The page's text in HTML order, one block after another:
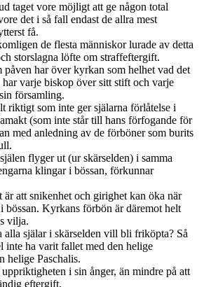
taget vore möjligt att ge någon total
det i så fall endast de allra mest
få.
de flesta människor lurade av detta
storslagna löfte om straffeftergift.
påven har över kyrkan som helhet vad det
har varje biskop över sitt stift och varje
församling.
riktigt som inte ger själarna förlåtelse i
(som inte står till hans förfogande för
med anledning av de förböner som burits
flyger ut (ur skärselden) i samma
klingar i bössan, förkunnar
är att snikenhet och girighet kan öka när
bössan. Kyrkans förbön är däremot helt
vilja.
alla själar i skärselden vill bli friköpta? Så
inte ha varit fallet med den helige
helige Paschalis.
i sin ånger, än mindre på att
eftergift.